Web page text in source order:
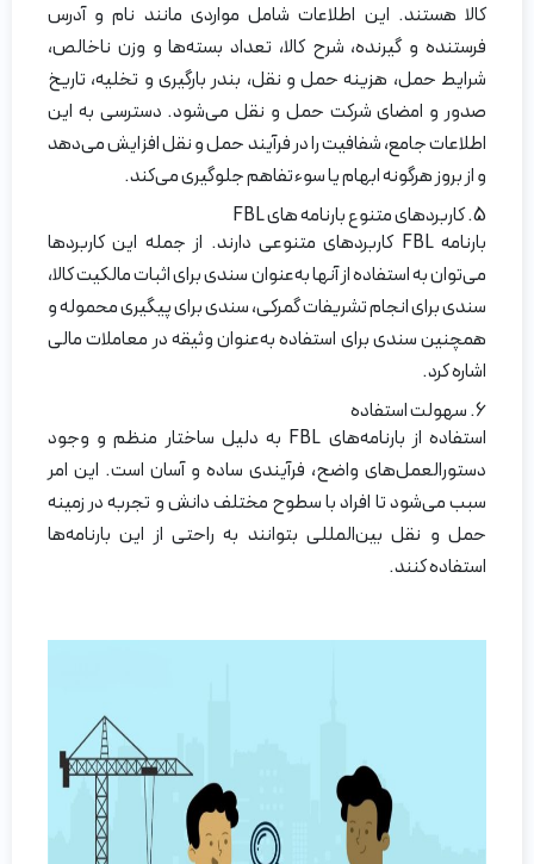
کالا هستند. این اطلاعات شامل مواردی مانند نام و آدرس
فرستنده و گیرنده، شرح کالا، تعداد بسته‌ها و وزن ناخالص،
شرایط حمل، هزینه حمل و نقل، بندر بارگیری و تخلیه، تاریخ
صدور و امضای شرکت حمل و نقل می‌شود. دسترسی به این
اطلاعات جامع، شفافیت را در فرآیند حمل و نقل افزایش می‌دهد
و از بروز هرگونه ابهام یا سوءتفاهم جلوگیری می‌کند.
5. کاربردهای متنوع بارنامه های FBL
بارنامه‌ FBL کاربردهای متنوعی دارند. از جمله این کاربردها
می‌توان به استفاده از آنها به‌عنوان سندی برای اثبات مالکیت کالا،
سندی برای انجام تشریفات گمرکی، سندی برای پیگیری محموله و
همچنین سندی برای استفاده به‌عنوان وثیقه در معاملات مالی
اشاره کرد.
6. سهولت استفاده
استفاده از بارنامه‌های FBL به دلیل ساختار منظم و وجود
دستورالعمل‌های واضح، فرآیندی ساده و آسان است. این امر
سبب می‌شود تا افراد با سطوح مختلف دانش و تجربه در زمینه
حمل و نقل بین‌المللی بتوانند به راحتی از این بارنامه‌ها
استفاده کنند.